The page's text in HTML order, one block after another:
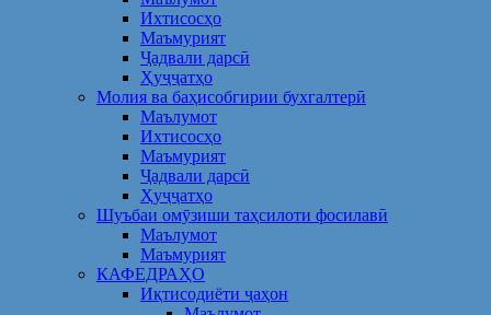
Ихтисосҳо
Маъмурият
Ҷадвали дарсӣ
Ҳуҷҷатҳо
Молия ва баҳисобгирии бухгалтерӣ
Маълумот
Ихтисосҳо
Маъмурият
Ҷадвали дарсӣ
Ҳуҷҷатҳо
Шуъбаи омӯзиши таҳсилоти фосилавӣ
Маълумот
Маъмурият
КАФЕДРАҲО
Иқтисодиёти ҷаҳон